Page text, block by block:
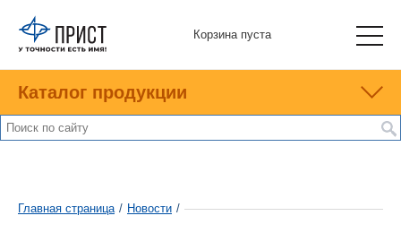
Корзина пуста
Каталог продукции
Главная страница / Новости /